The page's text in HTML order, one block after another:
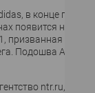
в конце года в
появится новая
призванная
Подошва Adidas
ntr.ru,